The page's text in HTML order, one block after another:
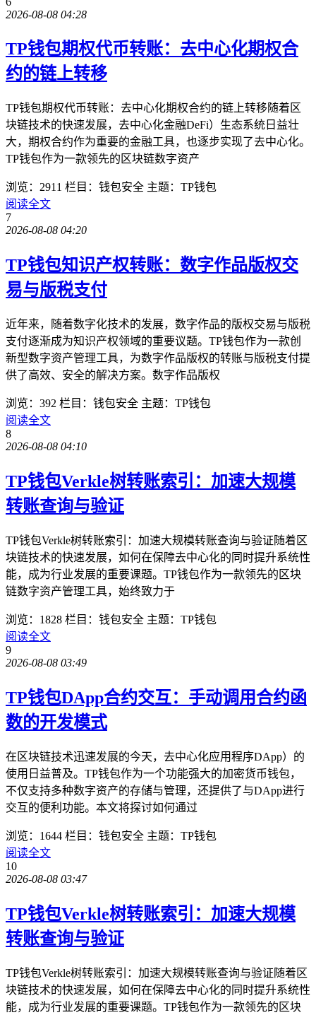
2026-08-08 04:28
TP钱包期权代币转账：去中心化期权合
约的链上转移
TP钱包期权代币转账：去中心化期权合约的链上转移随着区
块链技术的快速发展，去中心化金融DeFi）生态系统日益壮
大，期权合约作为重要的金融工具，也逐步实现了去中心化。
TP钱包作为一款领先的区块链数字资产
浏览：2911 栏目：钱包安全 主题：TP钱包
阅读全文
7
2026-08-08 04:20
TP钱包知识产权转账：数字作品版权交
易与版税支付
近年来，随着数字化技术的发展，数字作品的版权交易与版税
支付逐渐成为知识产权领域的重要议题。TP钱包作为一款创
新型数字资产管理工具，为数字作品版权的转账与版税支付提
供了高效、安全的解决方案。数字作品版权
浏览：392 栏目：钱包安全 主题：TP钱包
阅读全文
8
2026-08-08 04:10
TP钱包Verkle树转账索引：加速大规模
转账查询与验证
TP钱包Verkle树转账索引：加速大规模转账查询与验证随着区
块链技术的快速发展，如何在保障去中心化的同时提升系统性
能，成为行业发展的重要课题。TP钱包作为一款领先的区块
链数字资产管理工具，始终致力于
浏览：1828 栏目：钱包安全 主题：TP钱包
阅读全文
9
2026-08-08 03:49
TP钱包DApp合约交互：手动调用合约函
数的开发模式
在区块链技术迅速发展的今天，去中心化应用程序DApp）的
使用日益普及。TP钱包作为一个功能强大的加密货币钱包，
不仅支持多种数字资产的存储与管理，还提供了与DApp进行
交互的便利功能。本文将探讨如何通过
浏览：1644 栏目：钱包安全 主题：TP钱包
阅读全文
10
2026-08-08 03:47
TP钱包Verkle树转账索引：加速大规模
转账查询与验证
TP钱包Verkle树转账索引：加速大规模转账查询与验证随着区
块链技术的快速发展，如何在保障去中心化的同时提升系统性
能，成为行业发展的重要课题。TP钱包作为一款领先的区块